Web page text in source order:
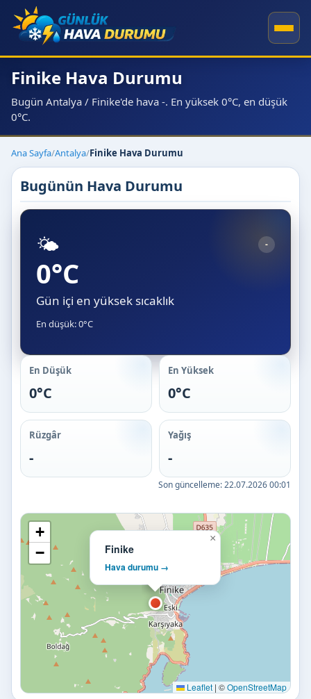
Finike Hava Durumu
Bugün Antalya / Finike'de hava -. En yüksek 0°C, en düşük
0°C.
Ana Sayfa/Antalya/Finike Hava Durumu
Bugünün Hava Durumu
🌤️ -
0°C
Gün içi en yüksek sıcaklık
En düşük: 0°C
En Düşük
0°C
En Yüksek
0°C
Rüzgâr
-
Yağış
-
Son güncelleme:22.07.2026 00:01
Finike
Hava durumu →
×
+
−
Leaflet | ©OpenStreetMap